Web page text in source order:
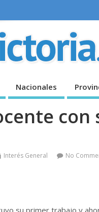
Nacionales
con
Interés General No